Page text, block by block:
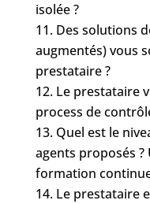
isolée ?
Des solutions
augmentés) vous
prestataire ?
Le prestataire
process de
Quel est le
agents proposés
formation
Le prestataire